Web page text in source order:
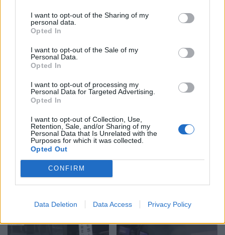
I want to opt-out of the Sharing of my
personal data.
Opted In
I want to opt-out of the Sale of my
Personal Data.
Opted In
I want to opt-out of processing my
Personal Data for Targeted Advertising.
Opted In
I want to opt-out of Collection, Use,
Retention, Sale, and/or Sharing of my
Personal Data that Is Unrelated with the
Purposes for which it was collected.
Opted Out
CONFIRM
Data Deletion Data Access Privacy Policy
Gramsh, tre zjarre nën
kontroll pas ndërhyrjes në
Video/ Kamioni e përplas
shkolla, i mituri shpëton
mrekullisht
SHBA: Bisedimet Oman-
Iran po avancojnë,
në Hormuz pritet së
Lushnjen